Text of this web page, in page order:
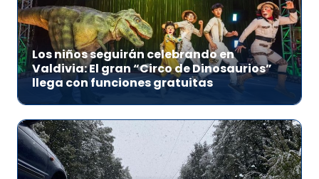
Los niños seguirán celebrando en
Valdivia: El gran “Circo de Dinosaurios”
llega con funciones gratuitas